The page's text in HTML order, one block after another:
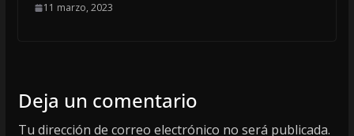
11 marzo, 2023
Deja un comentario
Tu dirección de correo electrónico no será publicada.